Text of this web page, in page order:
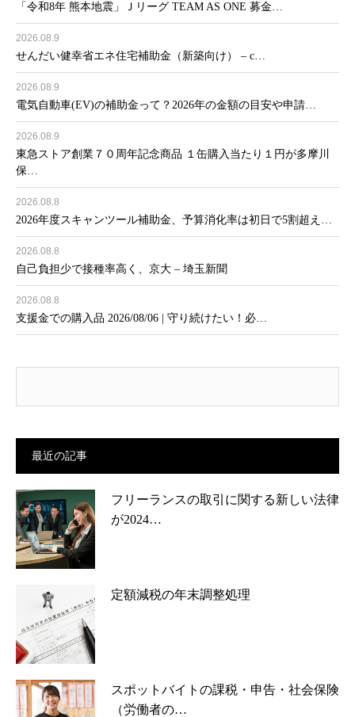
「令和8年 熊本地震」Ｊリーグ TEAM AS ONE 募金…
2026.08.9
せんだい健幸省エネ住宅補助金（新築向け） – c…
2026.08.9
電気自動車(EV)の補助金って？2026年の金額の目安や申請…
2026.08.9
東急ストア創業７０周年記念商品 １缶購入当たり１円が多摩川
保…
2026.08.8
2026年度スキャンツール補助金、予算消化率は初日で5割超え…
2026.08.8
自己負担少で接種率高く、京大 – 埼玉新聞
2026.08.8
支援金での購入品 2026/08/06 | 守り続けたい！必…
最近の記事
フリーランスの取引に関する新しい法律
が2024…
定額減税の年末調整処理
スポットバイトの課税・申告・社会保険
（労働者の…